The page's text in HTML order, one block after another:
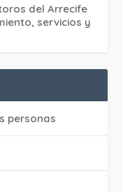
del Arrecife
servicios y
personas